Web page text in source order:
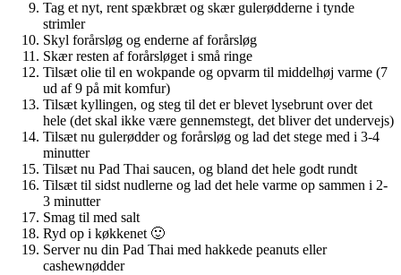
Tag et nyt, rent spækbræt og skær gulerødderne i tynde
strimler
Skyl forårsløg og enderne af forårsløg
Skær resten af forårsløget i små ringe
Tilsæt olie til en wokpande og opvarm til middelhøj varme (7
ud af 9 på mit komfur)
Tilsæt kyllingen, og steg til det er blevet lysebrunt over det
hele (det skal ikke være gennemstegt, det bliver det undervejs)
Tilsæt nu gulerødder og forårsløg og lad det stege med i 3-4
minutter
Tilsæt nu Pad Thai saucen, og bland det hele godt rundt
Tilsæt til sidst nudlerne og lad det hele varme op sammen i 2-
3 minutter
Smag til med salt
Ryd op i køkkenet 🙂
Server nu din Pad Thai med hakkede peanuts eller
cashewnødder